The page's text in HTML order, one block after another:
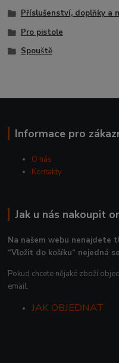
Příslušenství, doplňky a
Pro pistole
Spouště
Informace pro
O nás
Kontakty
Jak u nás nakoupit
Na našem webu nenajdete
“Vložit do košíku“ nejedná
Pokud chcete nějaké zboží
email.
JAK OBJEDNAT